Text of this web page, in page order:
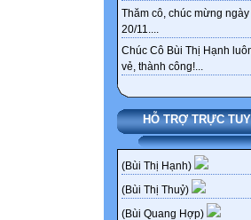
Thăm cô, chúc mừng ngày
20/11....
Chúc Cô Bùi Thị Hạnh
vẻ, thành công!...
HỖ TRỢ TRỰC
(Bùi Thị Hạnh)
(Bùi Thị Thuỷ)
(Bùi Quang Hợp)